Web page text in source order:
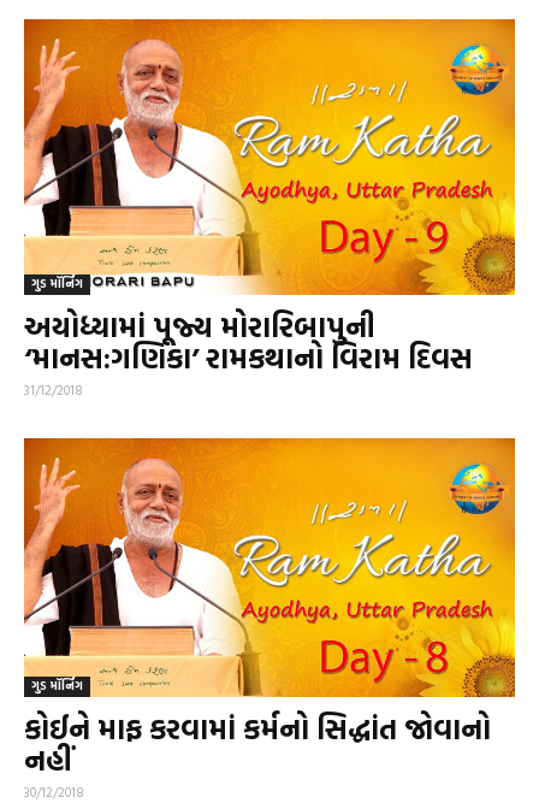
ગુડ મૉર્નિંગ
અયોધ્યામાં પૂજ્ય મોરારિબાપુની
‘માનસ:ગણિકા’ રામકથાનો વિરામ દિવસ
31/12/2018
ગુડ મૉર્નિંગ
કોઈને માફ કરવામાં કર્મનો સિદ્ધાંત જોવાનો
નહીં
30/12/2018